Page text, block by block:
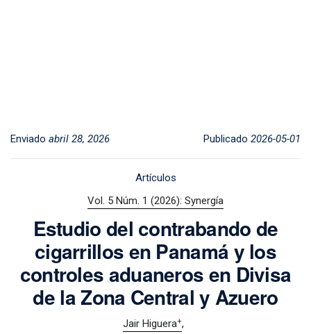
Enviado abril 28, 2026 Publicado 2026-05-01
Artículos
Vol. 5 Núm. 1 (2026): Synergía
Estudio del contrabando de
cigarrillos en Panamá y los
controles aduaneros en Divisa
de la Zona Central y Azuero
Jair Higuera+